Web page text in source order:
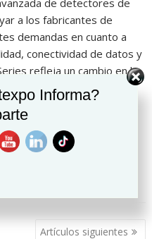
de detectores de
a los fabricantes de
demandas en cuanto a
conectividad de datos y
refleja un cambio en la
abordan la
de detección
operan ahora…
Artículos siguientes
Informa?